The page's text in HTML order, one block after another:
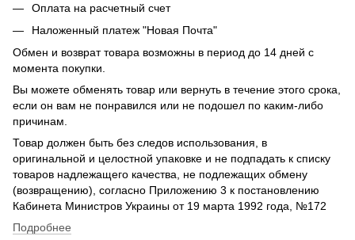
Оплата на расчетный счет
Наложенный платеж "Новая Почта"
Обмен и возврат товара возможны в период до 14 дней с
момента покупки.
Вы можете обменять товар или вернуть в течение этого срока,
если он вам не понравился или не подошел по каким-либо
причинам.
Товар должен быть без следов использования, в
оригинальной и целостной упаковке и не подпадать к списку
товаров надлежащего качества, не подлежащих обмену
(возвращению), согласно Приложению 3 к постановлению
Кабинета Министров Украины от 19 марта 1992 года, №172
Подробнее